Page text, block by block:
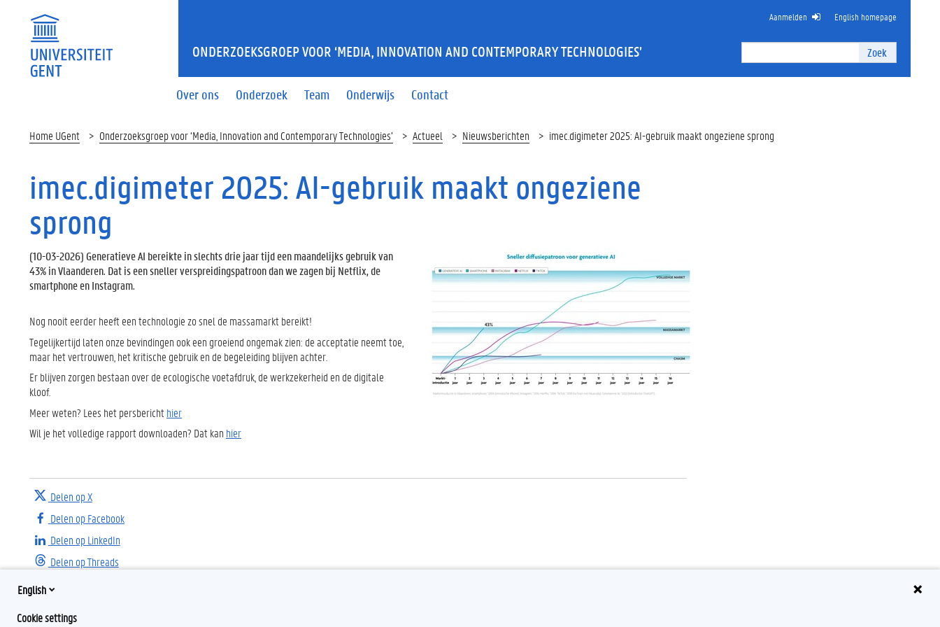
Zoek
Zoek
n
Aanmelden English homepage
Over ons Onderzoek Team Onderwijs Contact
ONDERZOEKSGROEP VOOR ‘MEDIA, INNOVATION AND CONTEMPORARY TECHNOLOGIES’
Home UGent Onderzoeksgroep voor ‘Media, Innovation and Contemporary Technologies’ Actueel Nieuwsberichten imec.digimeter 2025: AI-gebruik maakt ongeziene sprong
imec.digimeter 2025: AI-gebruik maakt ongeziene
sprong
(10-03-2026) Generatieve AI bereikte in slechts drie jaar tijd een maandelijks gebruik van
43% in Vlaanderen. Dat is een sneller verspreidingspatroon dan we zagen bij Netflix, de
smartphone en Instagram.
Nog nooit eerder heeft een technologie zo snel de massamarkt bereikt!
Tegelijkertijd laten onze bevindingen ook een groeiend ongemak zien: de acceptatie neemt toe,
maar het vertrouwen, het kritische gebruik en de begeleiding blijven achter.
Er blijven zorgen bestaan ​​over de ecologische voetafdruk, de werkzekerheid en de digitale
kloof.
Meer weten? Lees het persberichthier
Wil je het volledige rapport downloaden? Dat kan hier
Delen op X
Delen op Facebook
Delen op LinkedIn
Delen op Threads
English
Cookie settings